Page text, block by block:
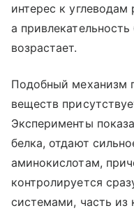
интерес к углеводам
а
возрастает.
Подобный механизм
веществ
Эксперименты
белка, отдают
аминокислотам,
контролируется
системами, часть из